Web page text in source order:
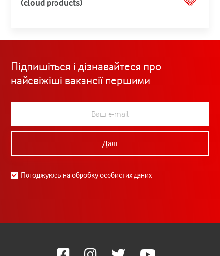
(cloud products)
Підпишіться і дізнавайтеся про
найсвіжіші вакансії першими
Далі
Погоджуюсь на обробку особистих даних